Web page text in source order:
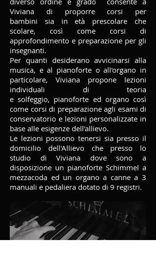
Viviana di proporre corsi per
bambini sia in età prescolare che
scolare, così come corsi di
approfondimento e preparazione per gli
insegnanti.
Per quanti desiderano avvicinarsi alla
musica, e al pianoforte o all'organo in
particolare, Viviana propone lezioni
individuali di teoria
e solfeggio, pianoforte ed organo così
come corsi di preparazione agli esami di
conservatorio e lezioni personalizzate in
base alle esigenze dell'allievo.
Le lezioni possono tenersi sia presso il
domicilio dell'Allievo che presso lo
studio di Viviana dove sono a
disposizione un pianoforte Schimmel a
mezzacoda ed un organo a canne a 3
manuali e pedaliera dotato di 9 registri.